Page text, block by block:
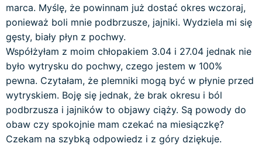
marca. Myślę, że powinnam już dostać okres wczoraj,
ponieważ boli mnie podbrzusze, jajniki. Wydziela mi się
gęsty, biały płyn z pochwy.
Współżyłam z moim chłopakiem 3.04 i 27.04 jednak nie
było wytrysku do pochwy, czego jestem w 100%
pewna. Czytałam, że plemniki mogą być w płynie przed
wytryskiem. Boję się jednak, że brak okresu i ból
podbrzusza i jajników to objawy ciąży. Są powody do
obaw czy spokojnie mam czekać na miesiączkę?
Czekam na szybką odpowiedz i z góry dziękuje.